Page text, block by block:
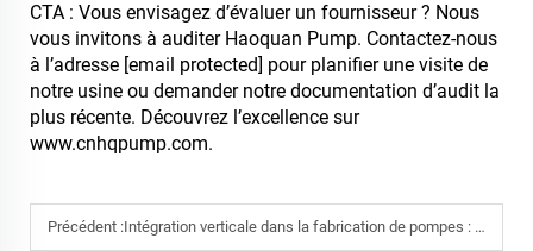
CTA : Vous envisagez d’évaluer un fournisseur ? Nous
vous invitons à auditer Haoquan Pump. Contactez-nous
à l’adresse [email protected] pour planifier une visite de
notre usine ou demander notre documentation d’audit la
plus récente. Découvrez l’excellence sur
www.cnhqpump.com.
Précédent :Intégration verticale dans la fabrication de pompes : comment elle bénéficie aux acheteurs B2B internationaux